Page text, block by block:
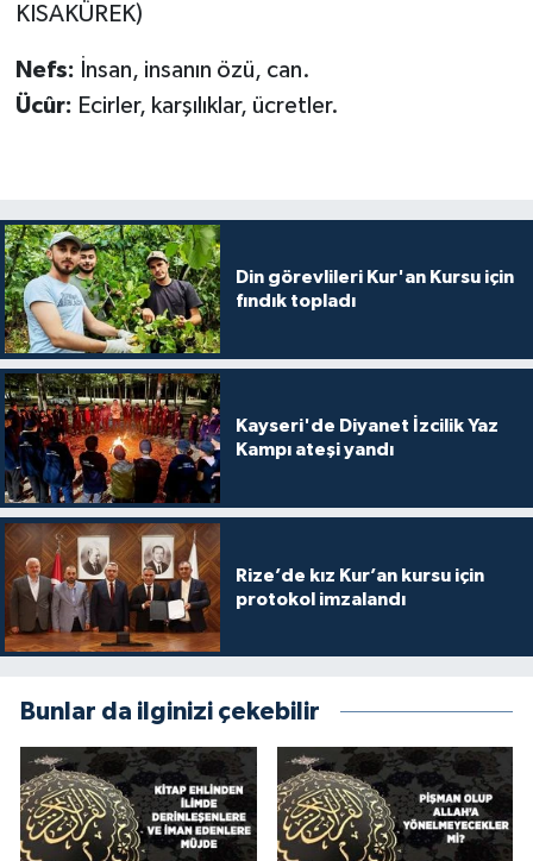
KISAKÜREK)
Nefs: İnsan, insanın özü, can.
Ücûr: Ecirler, karşılıklar, ücretler.
Din görevlileri Kur'an Kursu için
fındık topladı
Kayseri'de Diyanet İzcilik Yaz
Kampı ateşi yandı
Rize’de kız Kur’an kursu için
protokol imzalandı
Bunlar da ilginizi çekebilir
Erzurum Müftülüğü
Gaziantep Müftülüğü
Giresun Müftülüğü
Gümüşhane Müftülüğü
Hakkari Müftülüğü
Hatay Müftülüğü
Iğdır Müftülüğü
Isparta Müftülüğü
İstanbul Müftülüğü
İzmir Müftülüğü
Kahramanmaraş Müftülüğü
Karabük Müftülüğü